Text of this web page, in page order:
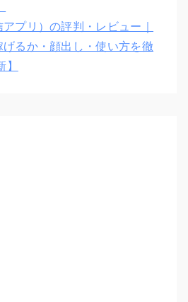
プリ）の評判・レビュー｜
るか・顔出し・使い方を徹